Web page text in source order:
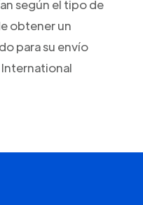
según el tipo de
obtener un
para su envío